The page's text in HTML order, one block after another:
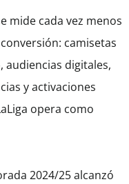
mide cada vez menos
camisetas
audiencias digitales,
y activaciones
opera como
2024/25 alcanzó